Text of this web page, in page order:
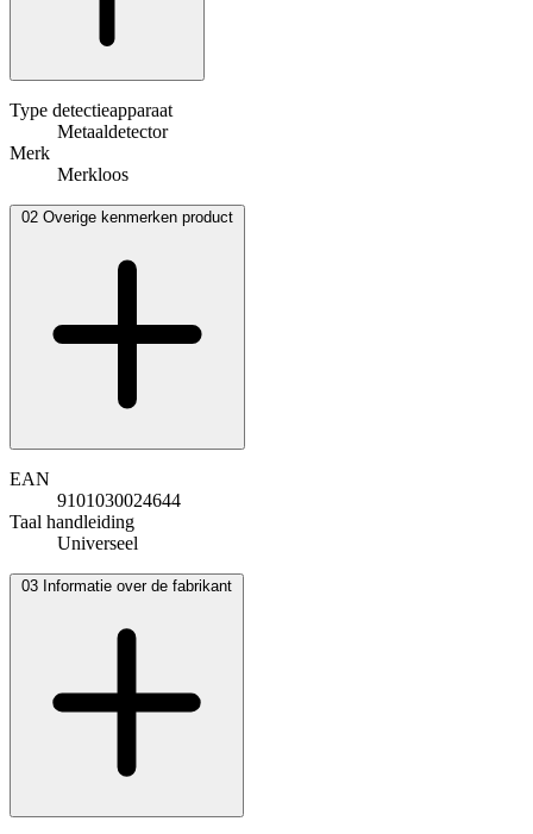
Type detectieapparaat
Metaaldetector
Merk
Merkloos
02 Overige kenmerken product
EAN
9101030024644
Taal handleiding
Universeel
03 Informatie over de fabrikant